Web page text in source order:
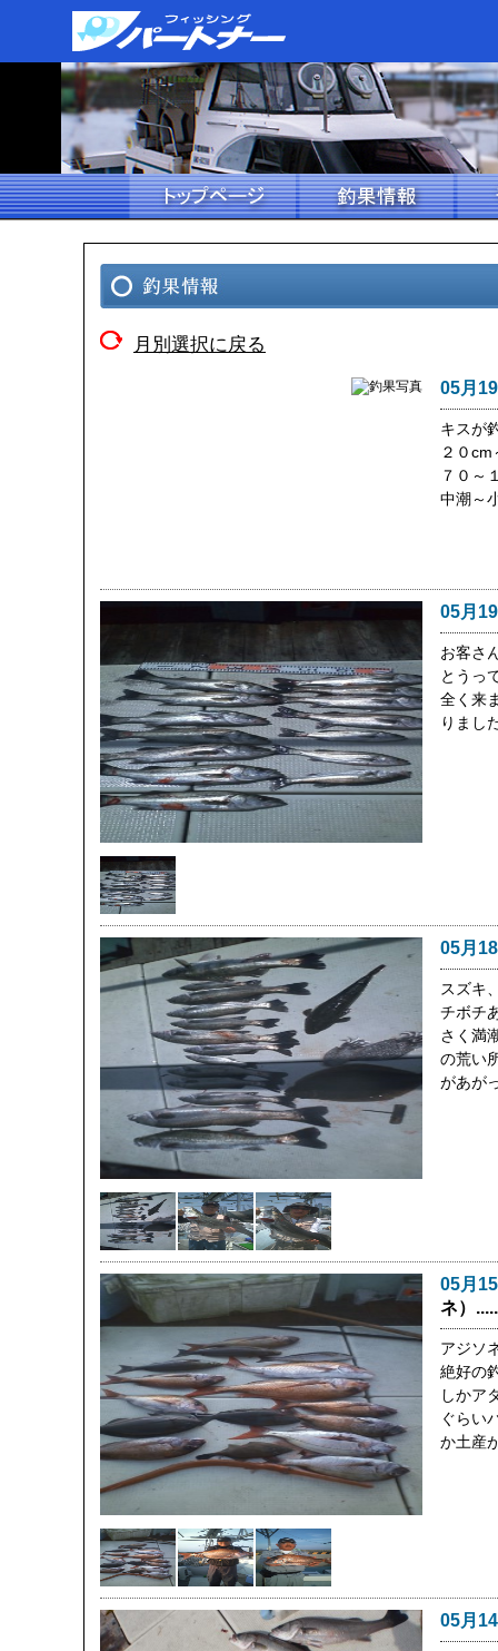
月別選択に戻る
05月
キスが
２０
７０～
中潮～
05月
お客さ
とうっ
全く来
りまし
05月
スズキ
チボチ
さく満
の荒い
があが
05月
ネ）.....
アジソ
絶好の
しかア
ぐらい
か土産
05月